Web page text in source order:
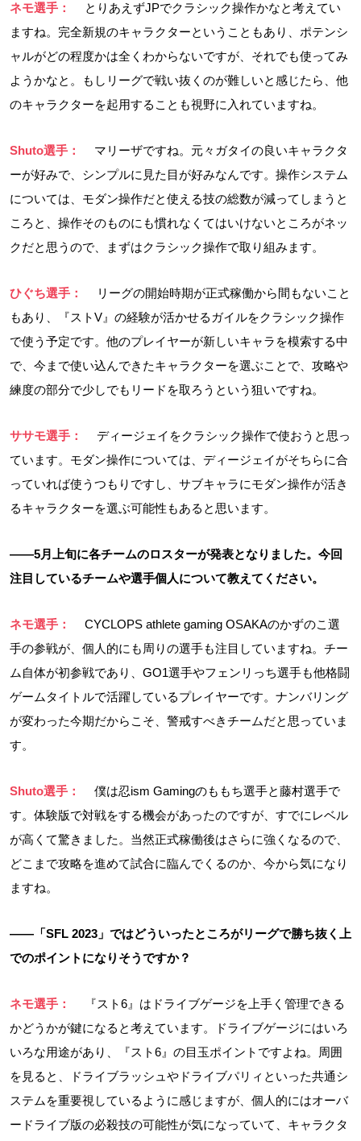
ネモ選手：
とりあえずJPでクラシック操作かなと考えてい
ますね。完全新規のキャラクターということもあり、ポテンシ
ャルがどの程度かは全くわからないですが、それでも使ってみ
ようかなと。もしリーグで戦い抜くのが難しいと感じたら、他
のキャラクターを起用することも視野に入れていますね。
Shuto選手：
マリーザですね。元々ガタイの良いキャラクタ
ーが好みで、シンプルに見た目が好みなんです。操作システム
については、モダン操作だと使える技の総数が減ってしまうと
ころと、操作そのものにも慣れなくてはいけないところがネッ
クだと思うので、まずはクラシック操作で取り組みます。
ひぐち選手：
リーグの開始時期が正式稼働から間もないこと
もあり、『ストV』の経験が活かせるガイルをクラシック操作
で使う予定です。他のプレイヤーが新しいキャラを模索する中
で、今まで使い込んできたキャラクターを選ぶことで、攻略や
練度の部分で少しでもリードを取ろうという狙いですね。
ササモ選手：
ディージェイをクラシック操作で使おうと思っ
ています。モダン操作については、ディージェイがそちらに合
っていれば使うつもりですし、サブキャラにモダン操作が活き
るキャラクターを選ぶ可能性もあると思います。
――5月上旬に各チームのロスターが発表となりました。今回
注目しているチームや選手個人について教えてください。
ネモ選手：
CYCLOPS athlete gaming OSAKAのかずのこ選
手の参戦が、個人的にも周りの選手も注目していますね。チー
ム自体が初参戦であり、GO1選手やフェンリっち選手も他格闘
ゲームタイトルで活躍しているプレイヤーです。ナンバリング
が変わった今期だからこそ、警戒すべきチームだと思っていま
す。
Shuto選手：
僕は忍ism Gamingのももち選手と藤村選手で
す。体験版で対戦をする機会があったのですが、すでにレベル
が高くて驚きました。当然正式稼働後はさらに強くなるので、
どこまで攻略を進めて試合に臨んでくるのか、今から気になり
ますね。
――「SFL 2023」ではどういったところがリーグで勝ち抜く上
でのポイントになりそうですか？
ネモ選手：
『スト6』はドライブゲージを上手く管理できる
かどうかが鍵になると考えています。ドライブゲージにはいろ
いろな用途があり、『スト6』の目玉ポイントですよね。周囲
を見ると、ドライブラッシュやドライブパリィといった共通シ
ステムを重要視しているように感じますが、個人的にはオーバ
ードライブ版の必殺技の可能性が気になっていて、キャラクタ